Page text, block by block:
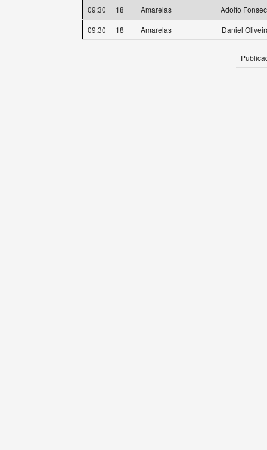
09:30 18 Amarelas
Adolfo
09:30
18 Amarelas Daniel